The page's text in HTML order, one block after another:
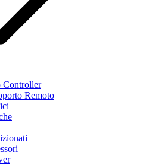
Controller
Remoto